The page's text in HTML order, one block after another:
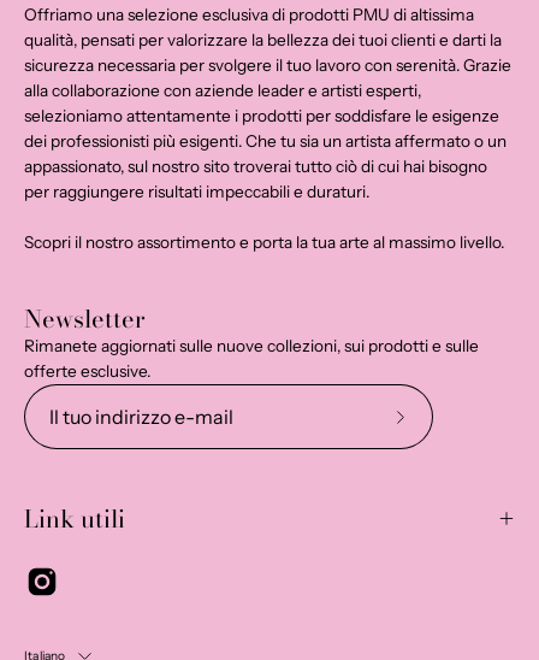
Offriamo una selezione esclusiva di prodotti PMU di altissima
qualità, pensati per valorizzare la bellezza dei tuoi clienti e darti la
sicurezza necessaria per svolgere il tuo lavoro con serenità. Grazie
alla collaborazione con aziende leader e artisti esperti,
selezioniamo attentamente i prodotti per soddisfare le esigenze
dei professionisti più esigenti. Che tu sia un artista affermato o un
appassionato, sul nostro sito troverai tutto ciò di cui hai bisogno
per raggiungere risultati impeccabili e duraturi.
Scopri il nostro assortimento e porta la tua arte al massimo livello.
Newsletter
Rimanete aggiornati sulle nuove collezioni, sui prodotti e sulle
offerte esclusive.
Iscriviti
Link utili
Italiano